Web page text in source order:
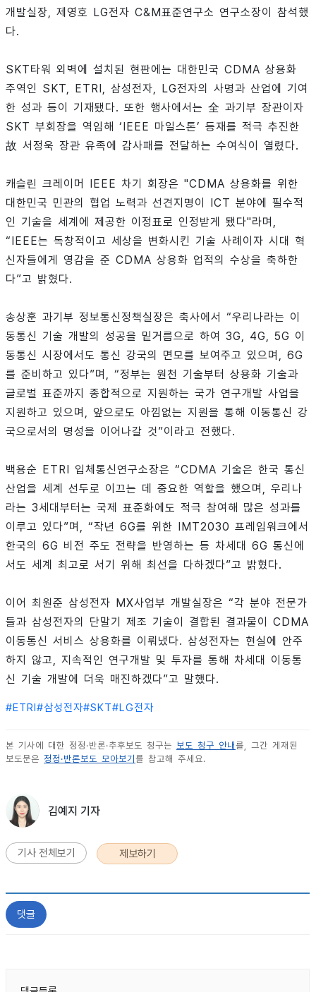
개발실장, 제영호 LG전자 C&M표준연구소 연구소장이 참석했
다.
SKT타워 외벽에 설치된 현판에는 대한민국 CDMA 상용화
주역인 SKT, ETRI, 삼성전자, LG전자의 사명과 산업에 기여
한 성과 등이 기재됐다. 또한 행사에서는 全 과기부 장관이자
SKT 부회장을 역임해 ‘IEEE 마일스톤’ 등재를 적극 추진한
故 서정욱 장관 유족에 감사패를 전달하는 수여식이 열렸다.
캐슬린 크레이머 IEEE 차기 회장은 "CDMA 상용화를 위한
대한민국 민관의 협업 노력과 선견지명이 ICT 분야에 필수적
인 기술을 세계에 제공한 이정표로 인정받게 됐다"라며,
“IEEE는 독창적이고 세상을 변화시킨 기술 사례이자 시대 혁
신자들에게 영감을 준 CDMA 상용화 업적의 수상을 축하한
다”고 밝혔다.
송상훈 과기부 정보통신정책실장은 축사에서 “우리나라는 이
동통신 기술 개발의 성공을 밑거름으로 하여 3G, 4G, 5G 이
동통신 시장에서도 통신 강국의 면모를 보여주고 있으며, 6G
를 준비하고 있다”며, “정부는 원천 기술부터 상용화 기술과
글로벌 표준까지 종합적으로 지원하는 국가 연구개발 사업을
지원하고 있으며, 앞으로도 아낌없는 지원을 통해 이동통신 강
국으로서의 명성을 이어나갈 것”이라고 전했다.
백용순 ETRI 입체통신연구소장은 “CDMA 기술은 한국 통신
산업을 세계 선두로 이끄는 데 중요한 역할을 했으며, 우리나
라는 3세대부터는 국제 표준화에도 적극 참여해 많은 성과를
이루고 있다”며, “작년 6G를 위한 IMT2030 프레임워크에서
한국의 6G 비전 주도 전략을 반영하는 등 차세대 6G 통신에
서도 세계 최고로 서기 위해 최선을 다하겠다”고 밝혔다.
이어 최원준 삼성전자 MX사업부 개발실장은 “각 분야 전문가
들과 삼성전자의 단말기 제조 기술이 결합된 결과물이 CDMA
이동통신 서비스 상용화를 이뤄냈다. 삼성전자는 현실에 안주
하지 않고, 지속적인 연구개발 및 투자를 통해 차세대 이동통
신 기술 개발에 더욱 매진하겠다”고 말했다.
#ETRI#삼성전자#SKT#LG전자
본 기사에 대한 정정·반론·추후보도 청구는 보도 청구 안내를, 그간 게재된
보도문은 정정·반론보도 모아보기를 참고해 주세요.
김예지 기자
기사 전체보기 제보하기
댓글